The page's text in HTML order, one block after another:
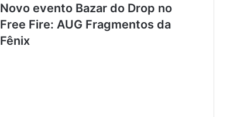
Novo evento Bazar do Drop no
Free Fire: AUG Fragmentos da
Fênix